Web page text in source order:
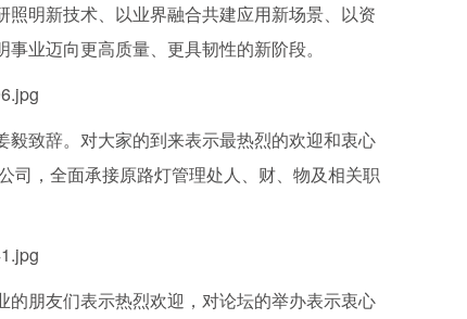
明新技术、以业界融合共建应用新场景、以资
业迈向更高质量、更具韧性的新阶段。
致辞。对大家的到来表示最热烈的欢迎和衷心
司，全面承接原路灯管理处人、财、物及相关职
朋友们表示热烈欢迎，对论坛的举办表示衷心